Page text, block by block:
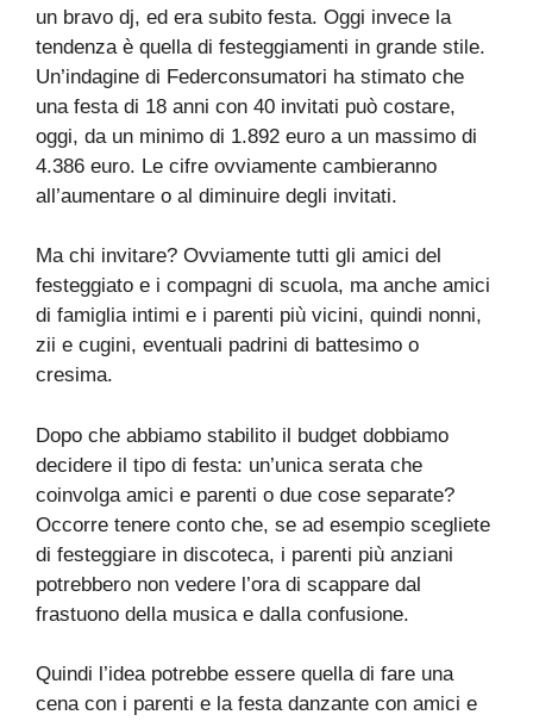
un bravo dj, ed era subito festa. Oggi invece la
tendenza è quella di festeggiamenti in grande stile.
Un’indagine di Federconsumatori ha stimato che
una festa di 18 anni con 40 invitati può costare,
oggi, da un minimo di 1.892 euro a un massimo di
4.386 euro. Le cifre ovviamente cambieranno
all’aumentare o al diminuire degli invitati.
Ma chi invitare? Ovviamente tutti gli amici del
festeggiato e i compagni di scuola, ma anche amici
di famiglia intimi e i parenti più vicini, quindi nonni,
zii e cugini, eventuali padrini di battesimo o
cresima.
Dopo che abbiamo stabilito il budget dobbiamo
decidere il tipo di festa: un’unica serata che
coinvolga amici e parenti o due cose separate?
Occorre tenere conto che, se ad esempio scegliete
di festeggiare in discoteca, i parenti più anziani
potrebbero non vedere l’ora di scappare dal
frastuono della musica e dalla confusione.
Quindi l’idea potrebbe essere quella di fare una
cena con i parenti e la festa danzante con amici e